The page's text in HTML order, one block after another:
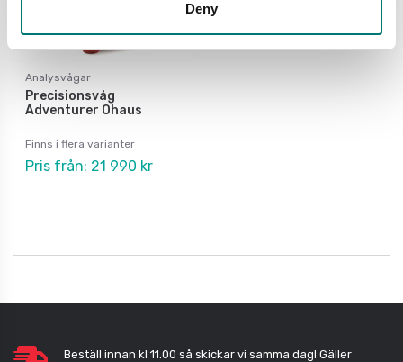
Deny
Analysvågar
Precisionsvåg
Adventurer Ohaus
Finns i flera varianter
Pris från: 21 990 kr
Beställ innan kl 11.00 så skickar vi samma dag! Gäller